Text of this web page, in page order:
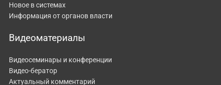
Новое в системах
Информация от органов власти
Видеоматериалы
Видеосеминары и конференции
Видео-бератор
Актуальный комментарий